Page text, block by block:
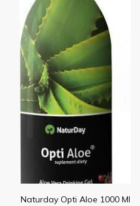
Naturday Opti Aloe 1000 Ml